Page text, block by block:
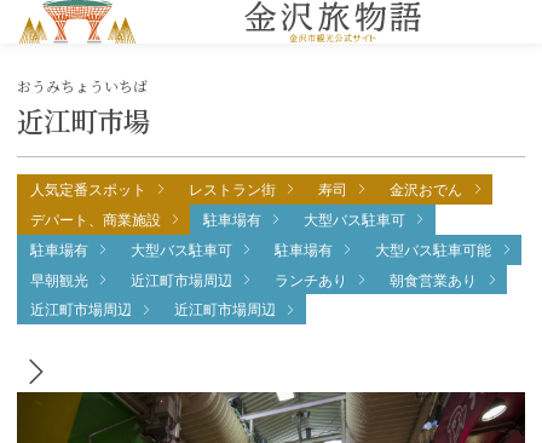
近江町市場
おうみちょういちば
人気定番スポット レストラン街 寿司
金沢おでん
デパート、商業施設
駐車場有
大型バス駐車可
駐車場有
大型バス駐車可 駐車場有
大型バス駐車可能
早朝観光
近江町市場周辺 ランチあり
朝食営業あり
近江町市場周辺
近江町市場周辺